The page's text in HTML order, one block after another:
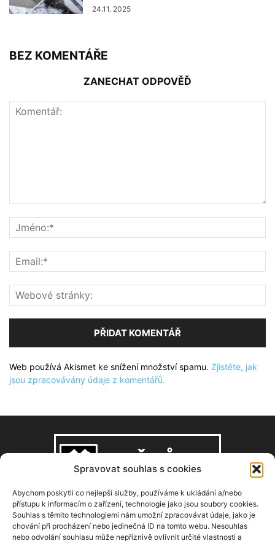
Spravovat souhlas s cookies
Abychom poskytli co nejlepší služby, používáme k ukládání a/nebo
přístupu k informacím o zařízení, technologie jako jsou soubory cookies.
Souhlas s těmito technologiemi nám umožní zpracovávat údaje, jako je
chování při procházení nebo jedinečná ID na tomto webu. Nesouhlas
nebo odvolání souhlasu může nepříznivě ovlivnit určité vlastnosti a
24.11. 2025
BEZ KOMENTÁŘE
ZANECHAT ODPOVĚĎ
Web používá Akismet ke snížení množství spamu. Zjistěte, jak
jsou zpracovávány údaje z komentářů.
O NÁS